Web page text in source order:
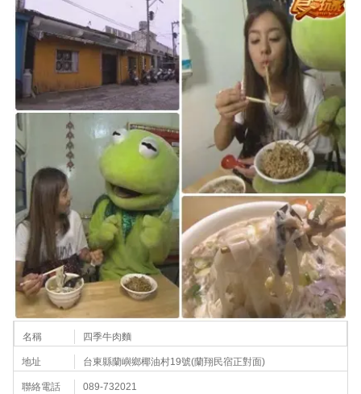
名稱 四季牛肉麵
地址 台東縣蘭嶼鄉椰油村19號(蘭翔民宿正對面)
聯絡電話 089-732021